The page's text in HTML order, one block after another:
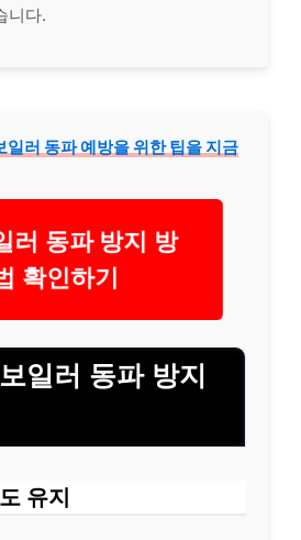
니다.
일러 동파 예방을 위한 팁을 지금
러 동파 방지 방
확인하기
일러 동파 방지
유지